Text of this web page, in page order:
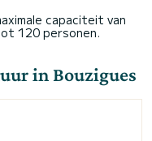
capaciteit van
120 personen.
in Bouzigues